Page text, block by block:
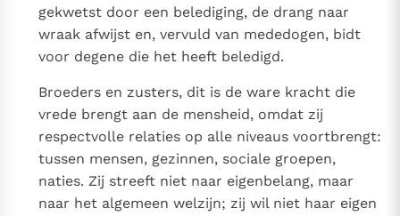
gekwetst door een belediging, de drang naar
wraak afwijst en, vervuld van mededogen, bidt
voor degene die het heeft beledigd.
Broeders en zusters, dit is de ware kracht die
vrede brengt aan de mensheid, omdat zij
respectvolle relaties op alle niveaus voortbrengt:
tussen mensen, gezinnen, sociale groepen,
naties. Zij streeft niet naar eigenbelang, maar
naar het algemeen welzijn; zij wil niet haar eigen